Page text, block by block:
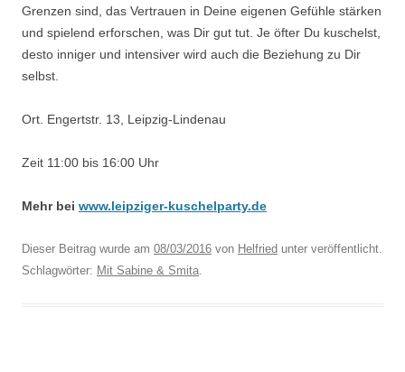
Grenzen sind, das Vertrauen in Deine eigenen Gefühle stärken
und spielend erforschen, was Dir gut tut. Je öfter Du kuschelst,
desto inniger und intensiver wird auch die Beziehung zu Dir
selbst.
Ort. Engertstr. 13, Leipzig-Lindenau
Zeit 11:00 bis 16:00 Uhr
Mehr bei www.leipziger-kuschelparty.de
Dieser Beitrag wurde am 08/03/2016 von Helfried unter veröffentlicht.
Schlagwörter: Mit Sabine & Smita.